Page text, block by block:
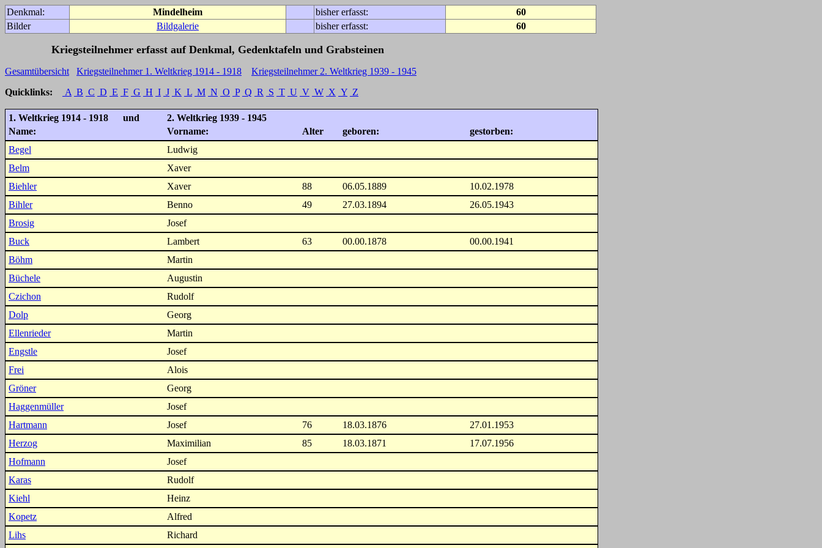
Denkmal: Mindelheim bisher erfasst:
60
Bilder
Bildgalerie bisher erfasst: 60
Kriegsteilnehmer erfasst auf Denkmal, Gedenktafeln und Grabsteinen
Gesamtübersicht Kriegsteilnehmer 1. Weltkrieg 1914 - 1918
Kriegsteilnehmer 2. Weltkrieg 1939 - 1945
Quicklinks:
A B C D E F G H I J K L M N O P Q R S T U V W X Y Z
1. Weltkrieg 1914 - 1918 und
2. Weltkrieg 1939 - 1945
Name:
Vorname: Alter geboren:
gestorben:
Begel
Ludwig
Belm
Xaver
Biehler
Xaver 88 06.05.1889
10.02.1978
Bihler
Benno 49 27.03.1894
26.05.1943
Brosig
Josef
Buck
Lambert 63 00.00.1878
00.00.1941
Böhm
Martin
Büchele
Augustin
Czichon
Rudolf
Dolp
Georg
Ellenrieder
Martin
Engstle
Josef
Frei
Alois
Gröner
Georg
Haggenmüller
Josef
Hartmann
Josef 76 18.03.1876
27.01.1953
Herzog
Maximilian 85 18.03.1871
17.07.1956
Hofmann
Josef
Karas
Rudolf
Kiehl
Heinz
Kopetz
Alfred
Lihs
Richard